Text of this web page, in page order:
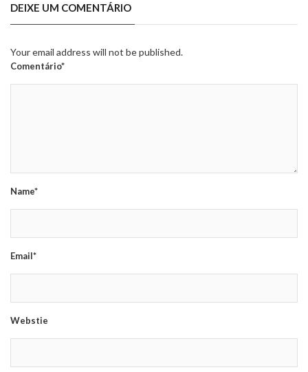
DEIXE UM COMENTÁRIO
Your email address will not be published.
Comentário*
Name*
Email*
Webstie